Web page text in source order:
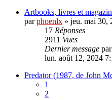
Artbooks, livres et
parphoenlx » jeu. mai 30,
17 Réponses
2911 Vues
Dernier message par
lun. août 12, 2024
Predator (1987, de John
1
2